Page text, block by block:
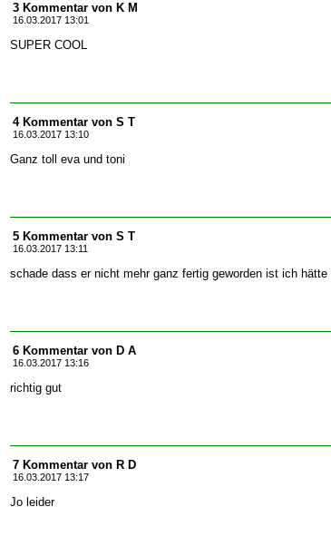
3 Kommentar von K M
16.03.2017 13:01
SUPER COOL
4 Kommentar von S T
16.03.2017 13:10
Ganz toll eva und toni
5 Kommentar von S T
16.03.2017 13:11
schade dass er nicht mehr ganz fertig geworden ist ich
6 Kommentar von D A
16.03.2017 13:16
richtig gut
7 Kommentar von R D
16.03.2017 13:17
Jo leider